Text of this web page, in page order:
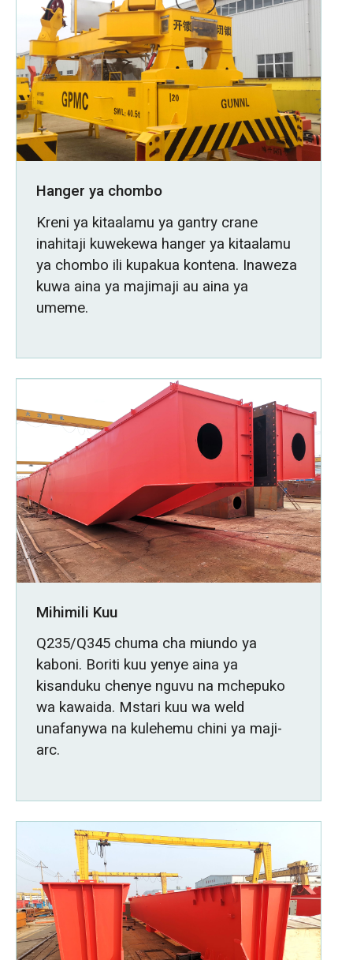
Hanger ya chombo
Kreni ya kitaalamu ya gantry crane
inahitaji kuwekewa hanger ya kitaalamu
ya chombo ili kupakua kontena. Inaweza
kuwa aina ya majimaji au aina ya
umeme.
Mihimili Kuu
Q235/Q345 chuma cha miundo ya
kaboni. Boriti kuu yenye aina ya
kisanduku chenye nguvu na mchepuko
wa kawaida. Mstari kuu wa weld
unafanywa na kulehemu chini ya maji-
arc.